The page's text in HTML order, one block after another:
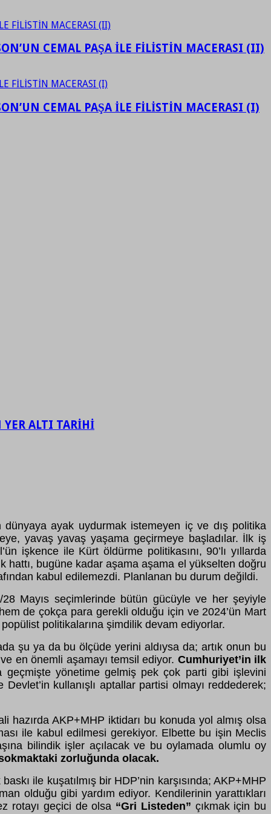
CEMAL PAŞA İLE FİLİSTİN MACERASI (II)
CEMAL PAŞA İLE FİLİSTİN MACERASI (I)
YER ALTI TARİHİ
ayak uydurmak istemeyen iç ve dış politika
yavaş yavaş yaşama geçirmeye başladılar. İlk iş
işkence ile Kürt öldürme politikasını, 90’lı yıllarda
hattı, bugüne kadar aşama aşama el yükselten doğru
kabul edilemezdi. Planlanan bu durum değildi.
Mayıs seçimlerinde bütün gücüyle ve her şeyiyle
de çokça para gerekli olduğu için ve 2024’ün Mart
politikalarına şimdilik devam ediyorlar.
şu ya da bu ölçüde yerini aldıysa da; artık onun bu
en önemli aşamayı temsil ediyor. Cumhuriyet’in ilk
yönetime gelmiş pek çok parti gibi işlevini
kullanışlı aptallar partisi olmayı reddederek;
AKP+MHP iktidarı bu konuda yol almış olsa
ile kabul edilmesi gerekiyor. Elbette bu işin Meclis
bilindik işler açılacak ve bu oylamada olumlu oy
zorluğunda olacak.
ile kuşatılmış bir HDP’nin karşısında; AKP+MHP
olduğu gibi yardım ediyor. Kendilerinin yarattıkları
rotayı geçici de olsa “Gri Listeden” çıkmak için bu